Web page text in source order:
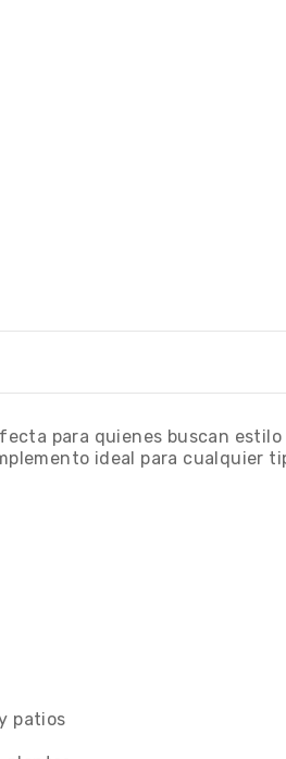
para quienes buscan
ideal para cualquier
patios